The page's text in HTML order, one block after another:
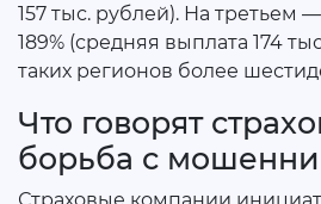
157 тыс. рублей). На третьем
189% (средняя выплата 174
таких регионов более
Что говорят
борьба с
Страховые компании